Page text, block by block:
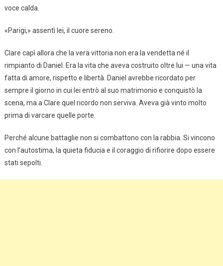
voce calda.
«Parigi,» assentì lei, il cuore sereno.
Clare capì allora che la vera vittoria non era la vendetta né il
rimpianto di Daniel. Era la vita che aveva costruito oltre lui — una vita
fatta di amore, rispetto e libertà. Daniel avrebbe ricordato per
sempre il giorno in cui lei entrò al suo matrimonio e conquistò la
scena, ma a Clare quel ricordo non serviva. Aveva già vinto molto
prima di varcare quelle porte.
Perché alcune battaglie non si combattono con la rabbia. Si vincono
con l’autostima, la quieta fiducia e il coraggio di rifiorire dopo essere
stati sepolti.